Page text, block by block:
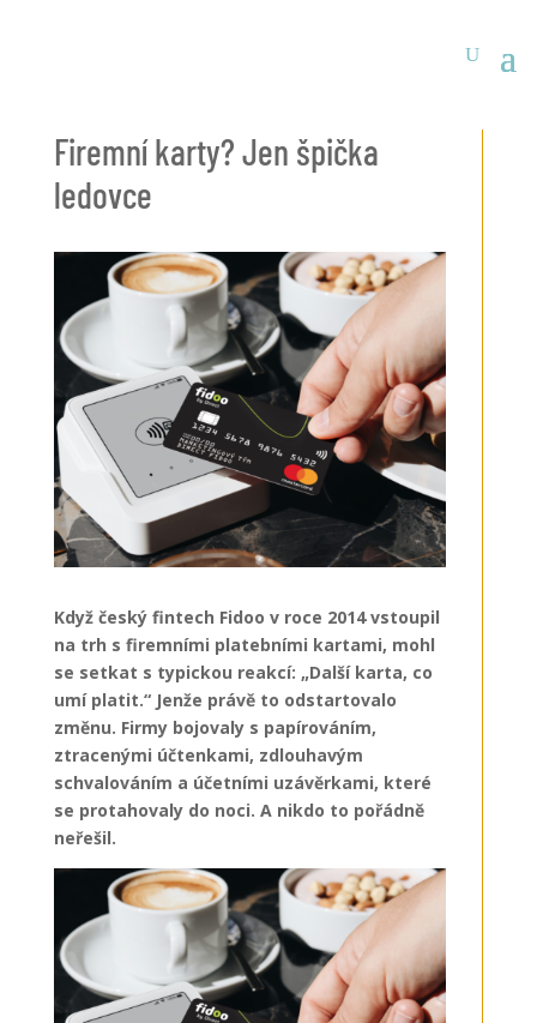
Firemní karty? Jen špička
ledovce
Když český fintech Fidoo v roce 2014 vstoupil
na trh s firemními platebními kartami, mohl
se setkat s typickou reakcí: „Další karta, co
umí platit.“ Jenže právě to odstartovalo
změnu. Firmy bojovaly s papírováním,
ztracenými účtenkami, zdlouhavým
schvalováním a účetními uzávěrkami, které
se protahovaly do noci. A nikdo to pořádně
neřešil.